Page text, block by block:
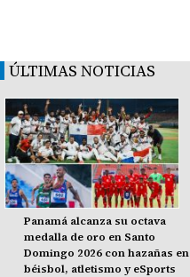
ÚLTIMAS NOTICIAS
Panamá alcanza su octava
medalla de oro en Santo
Domingo 2026 con hazañas en
béisbol, atletismo y eSports